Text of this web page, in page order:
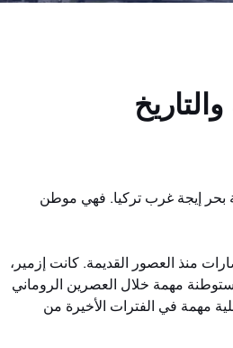
بحر إيجة غرب تركيا. فهي موطن
منذ العصور القديمة. كانت إزمير،
مستوطنة مهمة خلال العصرين الروماني
مهمة في الفترات الأخيرة من